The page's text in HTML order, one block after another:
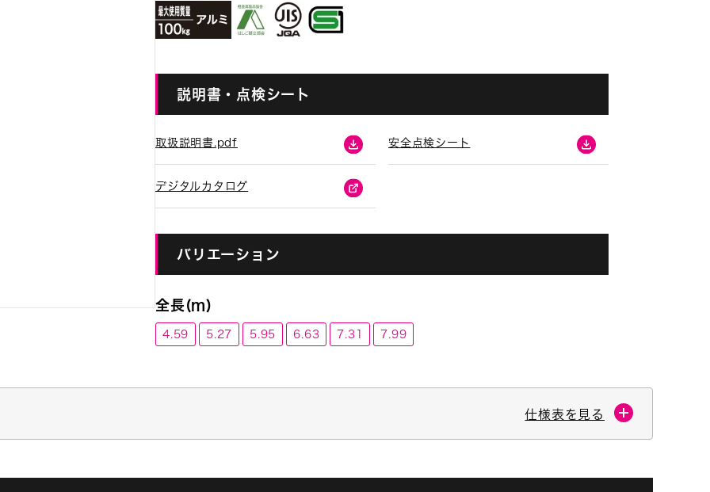
説明書・点検シート
取扱説明書.pdf 安全点検シート
デジタルカタログ
バリエーション
全長(m)
4.59 5.27 5.95 6.63 7.31 7.99
仕様表を見る